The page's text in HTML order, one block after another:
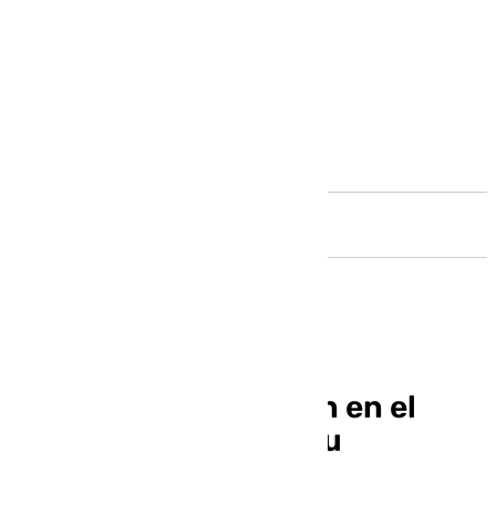
Las castañas ya están en el
fuego: así afrontan su